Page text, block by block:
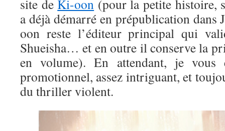
site de Ki-oon (pour la petite histoire,
a déjà démarré en prépublication
oon reste l’éditeur principal qui
Shueisha… et en outre il conserve la
en volume). En attendant, je
promotionnel, assez intriguant, et
du thriller violent.